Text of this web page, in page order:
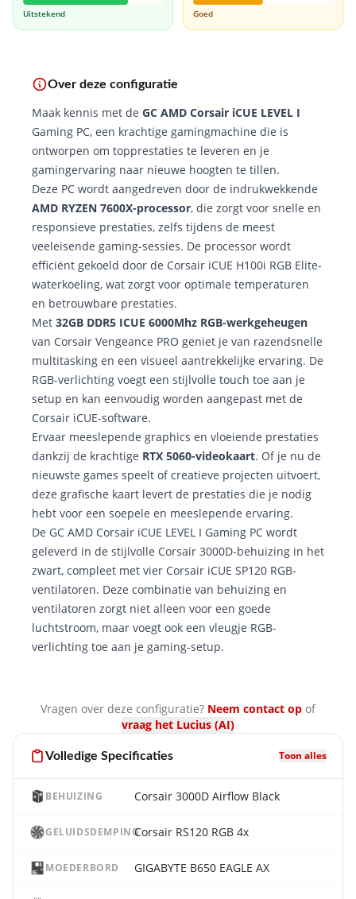
Uitstekend Goed
Over deze configuratie
Maak kennis met de GC AMD Corsair iCUE LEVEL I
Gaming PC, een krachtige gamingmachine die is
ontworpen om topprestaties te leveren en je
gamingervaring naar nieuwe hoogten te tillen.
Deze PC wordt aangedreven door de indrukwekkende
AMD RYZEN 7600X-processor, die zorgt voor snelle en
responsieve prestaties, zelfs tijdens de meest
veeleisende gaming-sessies. De processor wordt
efficiënt gekoeld door de Corsair iCUE H100i RGB Elite-
waterkoeling, wat zorgt voor optimale temperaturen
en betrouwbare prestaties.
Met 32GB DDR5 ICUE 6000Mhz RGB-werkgeheugen
van Corsair Vengeance PRO geniet je van razendsnelle
multitasking en een visueel aantrekkelijke ervaring. De
RGB-verlichting voegt een stijlvolle touch toe aan je
setup en kan eenvoudig worden aangepast met de
Corsair iCUE-software.
Ervaar meeslepende graphics en vloeiende prestaties
dankzij de krachtige RTX 5060-videokaart. Of je nu de
nieuwste games speelt of creatieve projecten uitvoert,
deze grafische kaart levert de prestaties die je nodig
hebt voor een soepele en meeslepende ervaring.
De GC AMD Corsair iCUE LEVEL I Gaming PC wordt
geleverd in de stijlvolle Corsair 3000D-behuizing in het
zwart, compleet met vier Corsair iCUE SP120 RGB-
ventilatoren. Deze combinatie van behuizing en
ventilatoren zorgt niet alleen voor een goede
luchtstroom, maar voegt ook een vleugje RGB-
verlichting toe aan je gaming-setup.
Vragen over deze configuratie? Neem contact op of
vraag het Lucius (AI)
Volledige Specificaties Toon alles
BEHUIZING Corsair 3000D Airflow Black
GELUIDSDEMPINGCorsair RS120 RGB 4x
MOEDERBORD GIGABYTE B650 EAGLE AX